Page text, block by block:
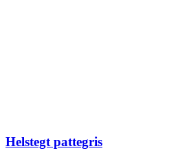
Helstegt pattegris